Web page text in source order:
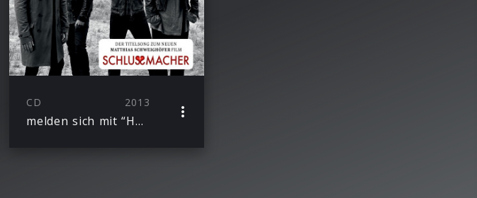
CD 2013
melden sich mit “Hurt Lovers” zurück und liefern den Titelsong zum neuen Matthias Schweighöfer-Kinofilm “Schlussmacher”